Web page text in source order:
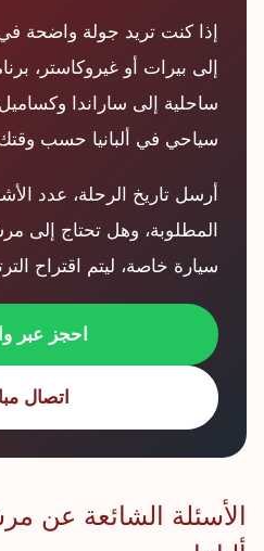
إذا كنت تريد جولة واضحة في
إلى بيرات أو غيروكاستر،
ساحلية إلى ساراندا
سياحي في ألبانيا حسب وقتك
أرسل تاريخ الرحلة، عدد
المطلوبة، وهل تحتاج إلى
سيارة خاصة، ليتم اقتراح
احجز عبر
اتصال
الأسئلة الشائعة عن